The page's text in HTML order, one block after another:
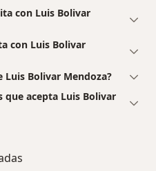
con Luis Bolivar
con Luis Bolivar
Luis Bolivar Mendoza?
que acepta Luis Bolivar